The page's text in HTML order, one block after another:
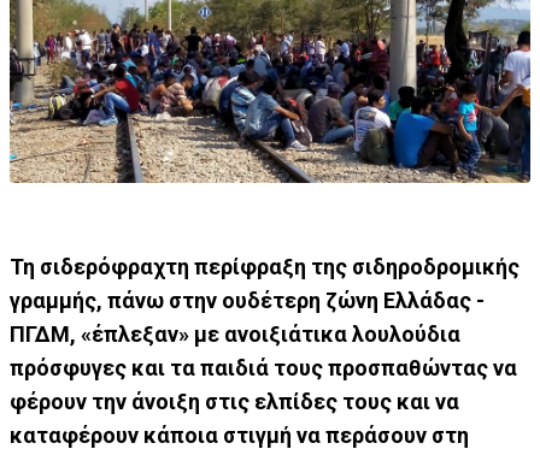
Τη σιδερόφραχτη περίφραξη της σιδηροδρομικής
γραμμής, πάνω στην ουδέτερη ζώνη Ελλάδας -
ΠΓΔΜ, «έπλεξαν» με ανοιξιάτικα λουλούδια
πρόσφυγες και τα παιδιά τους προσπαθώντας να
φέρουν την άνοιξη στις ελπίδες τους και να
καταφέρουν κάποια στιγμή να περάσουν στη